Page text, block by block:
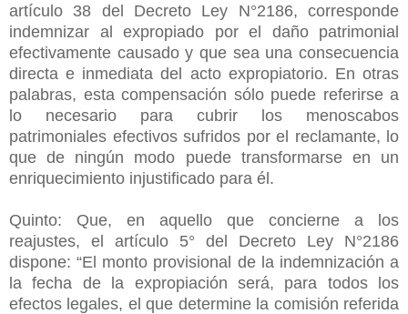
artículo 38 del Decreto Ley N°2186, corresponde
indemnizar al expropiado por el daño patrimonial
efectivamente causado y que sea una consecuencia
directa e inmediata del acto expropiatorio. En otras
palabras, esta compensación sólo puede referirse a
lo necesario para cubrir los menoscabos
patrimoniales efectivos sufridos por el reclamante, lo
que de ningún modo puede transformarse en un
enriquecimiento injustificado para él.
Quinto: Que, en aquello que concierne a los
reajustes, el artículo 5° del Decreto Ley N°2186
dispone: “El monto provisional de la indemnización a
la fecha de la expropiación será, para todos los
efectos legales, el que determine la comisión referida